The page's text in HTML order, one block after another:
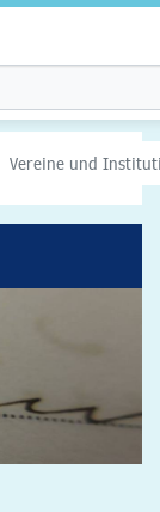
Vereine und